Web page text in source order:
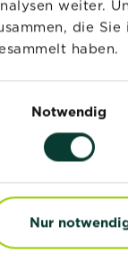
weiter.
die
haben.
Notwendig
Nur